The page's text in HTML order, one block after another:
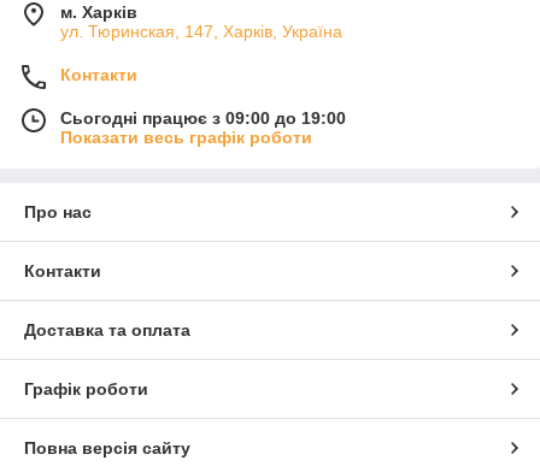
м. Харків
ул. Тюринская, 147, Харків, Україна
Контакти
Сьогодні працює з 09:00 до 19:00
Показати весь графік роботи
Про нас
Контакти
Доставка та оплата
Графік роботи
Повна версія сайту